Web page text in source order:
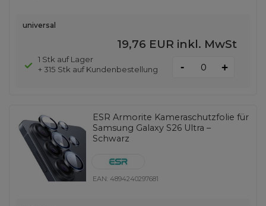
universal
19,76 EUR inkl. MwSt
1 Stk auf Lager
+ 315 Stk auf Kundenbestellung
- +
ESR Armorite Kameraschutzfolie für
Samsung Galaxy S26 Ultra –
Schwarz
EAN: 4894240297681